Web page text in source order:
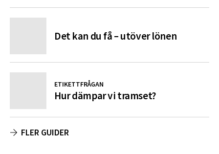
Det kan du få – utöver lönen
ETIKETTFRÅGAN
Hur dämpar vi tramset?
FLER GUIDER